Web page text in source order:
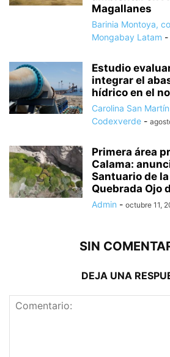
Magallanes
Barinia Montoya,
Mongabay Latam -
Estudio
integrar el
hídrico en el
Carolina San
Codexverde -
Primera área
Calama:
Santuario de
Quebrada Ojo
Admin - octubre 11,
SIN
DEJA UNA